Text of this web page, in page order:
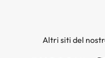
Altri siti del